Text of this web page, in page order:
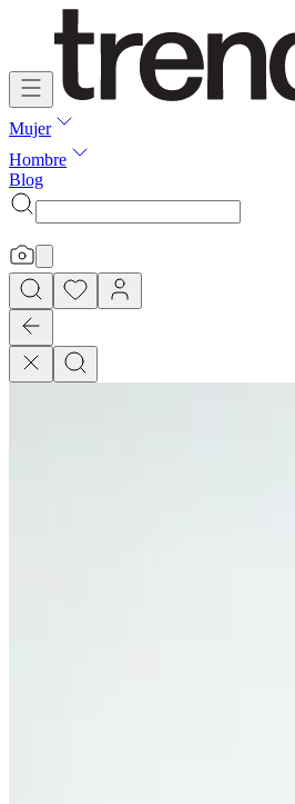
Mujer
Hombre
Blog